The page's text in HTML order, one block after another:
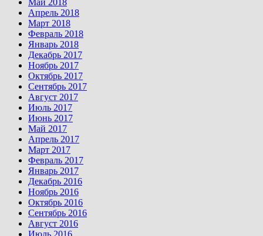
Май 2018
Апрель 2018
Март 2018
Февраль 2018
Январь 2018
Декабрь 2017
Ноябрь 2017
Октябрь 2017
Сентябрь 2017
Август 2017
Июль 2017
Июнь 2017
Май 2017
Апрель 2017
Март 2017
Февраль 2017
Январь 2017
Декабрь 2016
Ноябрь 2016
Октябрь 2016
Сентябрь 2016
Август 2016